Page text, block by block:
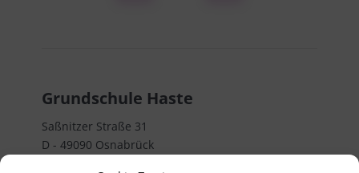
Grundschule Haste
Saßnitzer Straße 31
D - 49090 Osnabrück